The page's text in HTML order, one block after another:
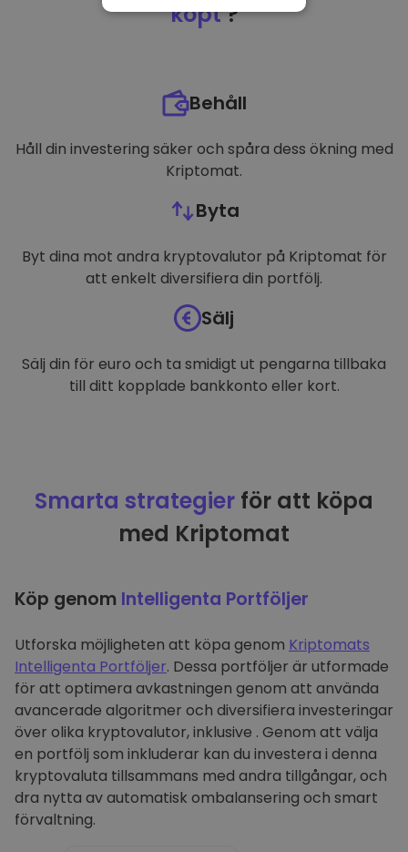
köpt?
Behåll
Håll din investering säker och spåra dess ökning med
Kriptomat.
Byta
Byt dina mot andra kryptovalutor på Kriptomat för
att enkelt diversifiera din portfölj.
Sälj
Sälj din för euro och ta smidigt ut pengarna tillbaka
till ditt kopplade bankkonto eller kort.
Smarta strategier för att köpa
med Kriptomat
Köp genom Intelligenta Portföljer
Utforska möjligheten att köpa genom Kriptomats
Intelligenta Portföljer. Dessa portföljer är utformade
för att optimera avkastningen genom att använda
avancerade algoritmer och diversifiera investeringar
över olika kryptovalutor, inklusive . Genom att välja
en portfölj som inkluderar kan du investera i denna
kryptovaluta tillsammans med andra tillgångar, och
dra nytta av automatisk ombalansering och smart
förvaltning.
PRESTANDA
FUNKTIONER